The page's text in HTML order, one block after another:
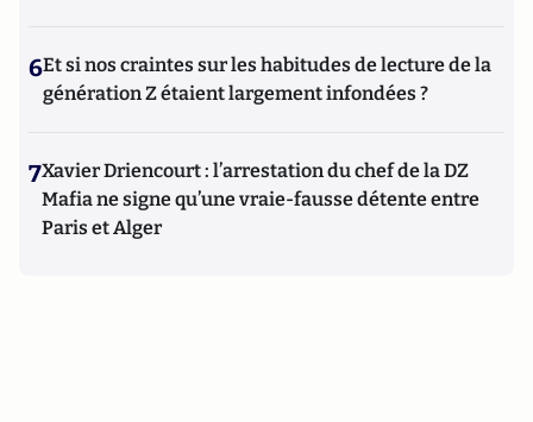
6Et si nos craintes sur les habitudes de lecture de la
génération Z étaient largement infondées ?
7Xavier Driencourt : l’arrestation du chef de la DZ
Mafia ne signe qu’une vraie-fausse détente entre
Paris et Alger